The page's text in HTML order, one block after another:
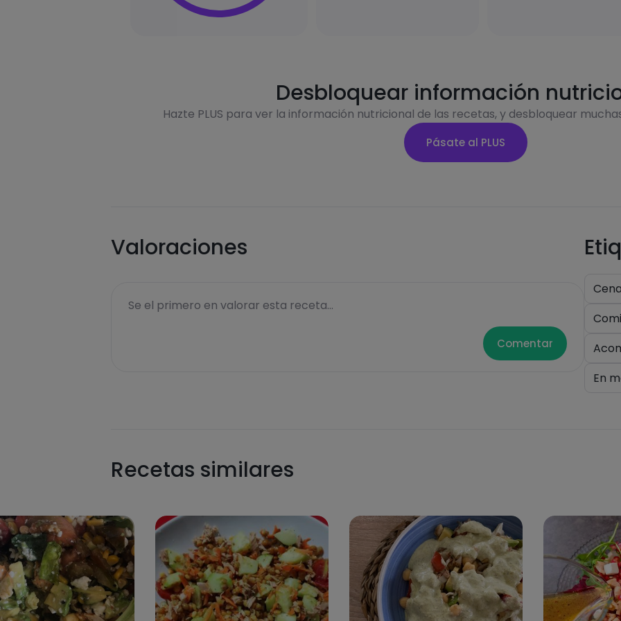
Desbloquear información
Hazte PLUS para ver la información nutricional de las recetas, y desbloquear
Pásate al PLUS
Valoraciones
Se el primero en valorar esta receta...
Comentar
En
Recetas similares